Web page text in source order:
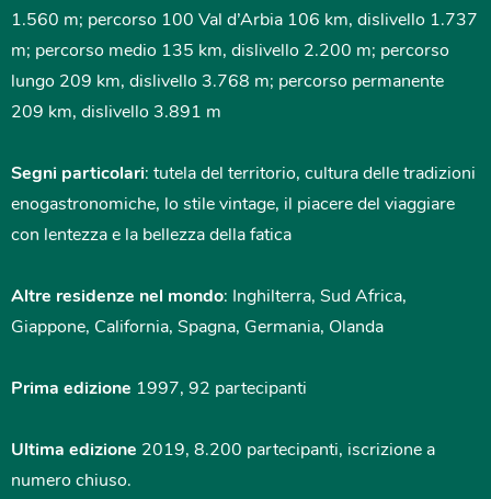
1.560 m; percorso 100 Val d’Arbia 106 km, dislivello 1.737
m; percorso medio 135 km, dislivello 2.200 m; percorso
lungo 209 km, dislivello 3.768 m; percorso permanente
209 km, dislivello 3.891 m
Segni particolari: tutela del territorio, cultura delle tradizioni
enogastronomiche, lo stile vintage, il piacere del viaggiare
con lentezza e la bellezza della fatica
Altre residenze nel mondo: Inghilterra, Sud Africa,
Giappone, California, Spagna, Germania, Olanda
Prima edizione 1997, 92 partecipanti
Ultima edizione 2019, 8.200 partecipanti, iscrizione a
numero chiuso.